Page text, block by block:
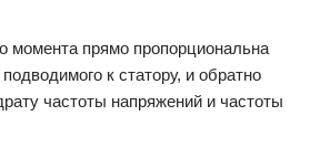
момента прямо пропорциональна
к статору, и обратно
частоты напряжений и частоты